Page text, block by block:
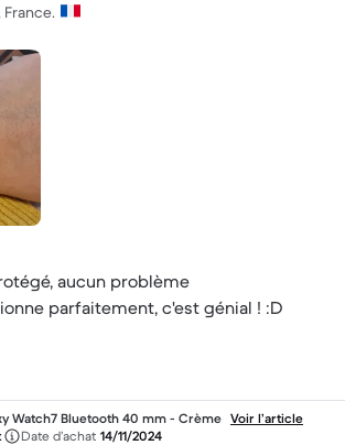
France.
aucun problème
parfaitement, c'est génial ! :D
Watch7 Bluetooth 40 mm - Crème Voir l’article
Date d’achat 14/11/2024